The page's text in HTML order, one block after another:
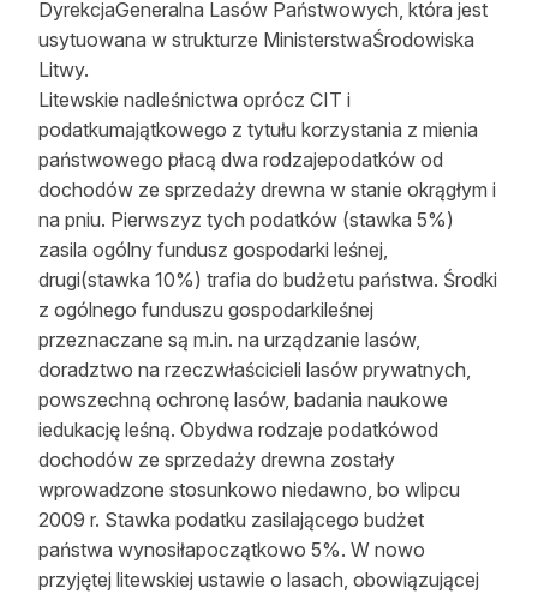
DyrekcjaGeneralna Lasów Państwowych, która jest
usytuowana w strukturze MinisterstwaŚrodowiska
Litwy.
Litewskie nadleśnictwa oprócz CIT i
podatkumajątkowego z tytułu korzystania z mienia
państwowego płacą dwa rodzajepodatków od
dochodów ze sprzedaży drewna w stanie okrągłym i
na pniu. Pierwszyz tych podatków (stawka 5%)
zasila ogólny fundusz gospodarki leśnej,
drugi(stawka 10%) trafia do budżetu państwa. Środki
z ogólnego funduszu gospodarkileśnej
przeznaczane są m.in. na urządzanie lasów,
doradztwo na rzeczwłaścicieli lasów prywatnych,
powszechną ochronę lasów, badania naukowe
iedukację leśną. Obydwa rodzaje podatkówod
dochodów ze sprzedaży drewna zostały
wprowadzone stosunkowo niedawno, bo wlipcu
2009 r. Stawka podatku zasilającego budżet
państwa wynosiłapoczątkowo 5%. W nowo
przyjętej litewskiej ustawie o lasach, obowiązującej